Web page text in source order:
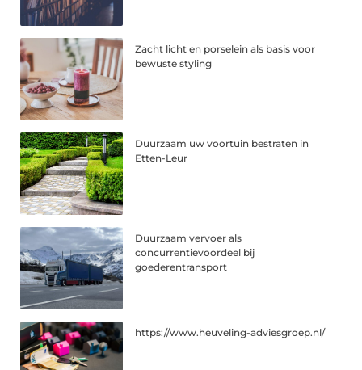
Zacht licht en porselein als basis voor
bewuste styling
Duurzaam uw voortuin bestraten in
Etten-Leur
Duurzaam vervoer als
concurrentievoordeel bij
goederentransport
https://www.heuveling-adviesgroep.nl/